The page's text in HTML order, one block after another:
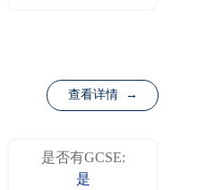
查看详情 →
是否有GCSE:
是